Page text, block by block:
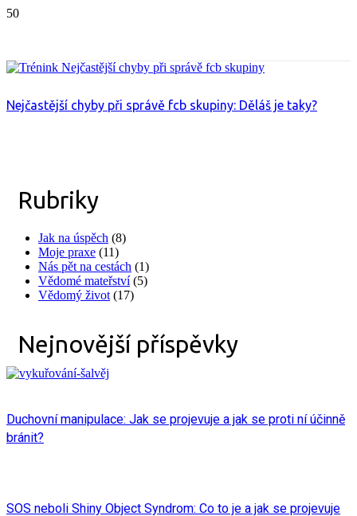
Nejčastější chyby při správě fcb skupiny: Děláš je taky?
Rubriky
Jak na úspěch (8)
Moje praxe (11)
Nás pět na cestách (1)
Vědomé mateřství(5)
Vědomý život (17)
Nejnovější příspěvky
Duchovní manipulace: Jak se projevuje a jak se proti ní účinně
bránit?
SOS neboli Shiny Object Syndrom: Co to je a jak se projevuje